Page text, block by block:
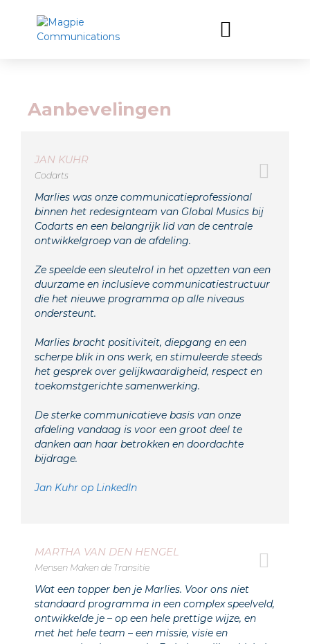
Aanbevelingen
JAN KUHR
Codarts
Marlies was onze communicatieprofessional
binnen het redesignteam van Global Musics bij
Codarts en een belangrijk lid van de centrale
ontwikkelgroep van de afdeling.
Ze speelde een sleutelrol in het opzetten van een
duurzame en inclusieve communicatiestructuur
die het nieuwe programma op alle niveaus
ondersteunt.
Marlies bracht positiviteit, diepgang en een
scherpe blik in ons werk, en stimuleerde steeds
het gesprek over gelijkwaardigheid, respect en
toekomstgerichte samenwerking.
De sterke communicatieve basis van onze
afdeling vandaag is voor een groot deel te
danken aan haar betrokken en doordachte
bijdrage.
Jan Kuhr op LinkedIn
MARTHA VAN DEN HENGEL
Mensen Maken de Transitie
Wat een topper ben je Marlies. Voor ons niet
standaard programma in een complex speelveld,
ontwikkelde je – op een hele prettige wijze, en
met het hele team – een missie, visie en